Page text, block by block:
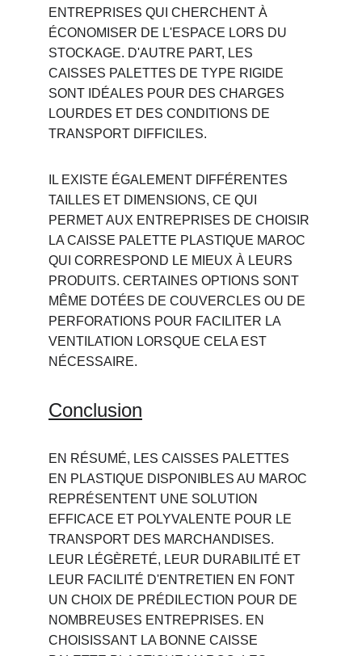
ENTREPRISES QUI CHERCHENT À
ÉCONOMISER DE L'ESPACE LORS DU
STOCKAGE. D'AUTRE PART, LES
CAISSES PALETTES DE TYPE RIGIDE
SONT IDÉALES POUR DES CHARGES
LOURDES ET DES CONDITIONS DE
TRANSPORT DIFFICILES.
IL EXISTE ÉGALEMENT DIFFÉRENTES
TAILLES ET DIMENSIONS, CE QUI
PERMET AUX ENTREPRISES DE CHOISIR
LA CAISSE PALETTE PLASTIQUE MAROC
QUI CORRESPOND LE MIEUX À LEURS
PRODUITS. CERTAINES OPTIONS SONT
MÊME DOTÉES DE COUVERCLES OU DE
PERFORATIONS POUR FACILITER LA
VENTILATION LORSQUE CELA EST
NÉCESSAIRE.
Conclusion
EN RÉSUMÉ, LES CAISSES PALETTES
EN PLASTIQUE DISPONIBLES AU MAROC
REPRÉSENTENT UNE SOLUTION
EFFICACE ET POLYVALENTE POUR LE
TRANSPORT DES MARCHANDISES.
LEUR LÉGÈRETÉ, LEUR DURABILITÉ ET
LEUR FACILITÉ D'ENTRETIEN EN FONT
UN CHOIX DE PRÉDILECTION POUR DE
NOMBREUSES ENTREPRISES. EN
CHOISISSANT LA BONNE CAISSE